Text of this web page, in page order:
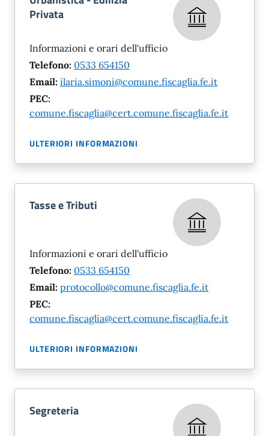
Privata
Informazioni e orari dell'ufficio
Telefono: 0533 654150
Email: ilaria.simoni@comune.fiscaglia.fe.it
PEC:
comune.fiscaglia@cert.comune.fiscaglia.fe.it
ULTERIORI INFORMAZIONI
Tasse e Tributi
Informazioni e orari dell'ufficio
Telefono: 0533 654150
Email: protocollo@comune.fiscaglia.fe.it
PEC:
comune.fiscaglia@cert.comune.fiscaglia.fe.it
ULTERIORI INFORMAZIONI
Segreteria